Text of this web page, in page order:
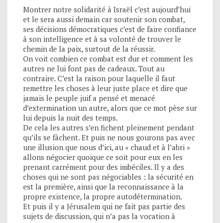
Montrer notre solidarité à Israël c’est aujourd’hui
et le sera aussi demain car soutenir son combat,
ses décisions démocratiques c’est de faire confiance
à son intelligence et à sa volonté de trouver le
chemin de la paix, surtout de la réussir.
On voit combien ce combat est dur et comment les
autres ne lui font pas de cadeaux. Tout au
contraire. C’est la raison pour laquelle il faut
remettre les choses à leur juste place et dire que
jamais le peuple juif a pensé et menacé
d’extermination un autre, alors que ce mot pèse sur
lui depuis la nuit des temps.
De cela les autres s’en fichent pleinement pendant
qu’ils se fâchent. Et puis ne nous gourons pas avec
une illusion que nous d’ici, au « chaud et à l’abri »
allons négocier quoique ce soit pour eux en les
prenant carrément pour des imbéciles. Il y a des
choses qui ne sont pas négociables : la sécurité en
est la première, ainsi que la reconnaissance à la
propre existence, la propre autodétermination.
Et puis il y a Jérusalem qui ne fait pas partie des
sujets de discussion, qui n’a pas la vocation à